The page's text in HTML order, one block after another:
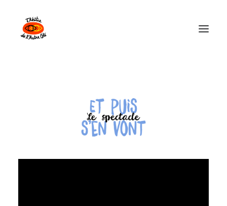
Théâtre de l’Autre Côté
Les Spectacles
Explorations Collectives
Calendrier